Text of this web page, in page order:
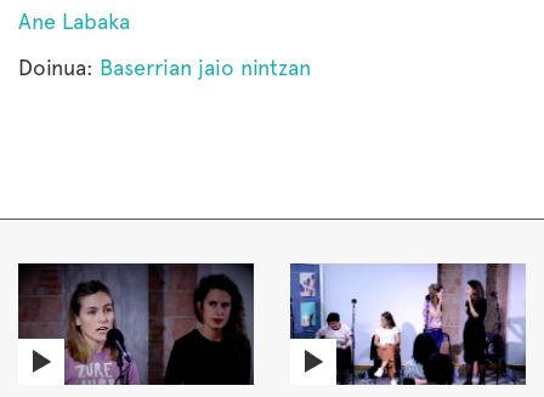
Ane Labaka
Doinua: Baserrian jaio nintzan